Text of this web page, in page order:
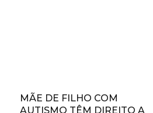
MÃE DE FILHO COM
AUTISMO TÊM DIREITO A